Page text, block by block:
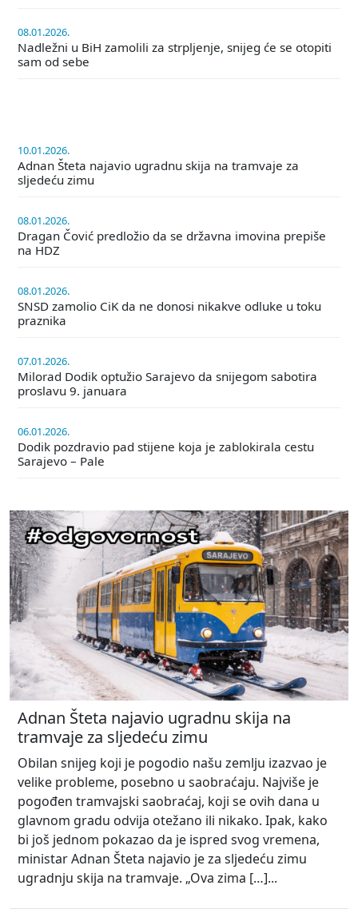
08.01.2026.
Nadležni u BiH zamolili za strpljenje, snijeg će se otopiti
sam od sebe
10.01.2026.
Adnan Šteta najavio ugradnu skija na tramvaje za
sljedeću zimu
08.01.2026.
Dragan Čović predložio da se državna imovina prepiše
na HDZ
08.01.2026.
SNSD zamolio CiK da ne donosi nikakve odluke u toku
praznika
07.01.2026.
Milorad Dodik optužio Sarajevo da snijegom sabotira
proslavu 9. januara
06.01.2026.
Dodik pozdravio pad stijene koja je zablokirala cestu
Sarajevo – Pale
Adnan Šteta najavio ugradnu skija na
tramvaje za sljedeću zimu
Obilan snijeg koji je pogodio našu zemlju izazvao je
velike probleme, posebno u saobraćaju. Najviše je
pogođen tramvajski saobraćaj, koji se ovih dana u
glavnom gradu odvija otežano ili nikako. Ipak, kako
bi još jednom pokazao da je ispred svog vremena,
ministar Adnan Šteta najavio je za sljedeću zimu
ugradnju skija na tramvaje. „Ova zima […]...